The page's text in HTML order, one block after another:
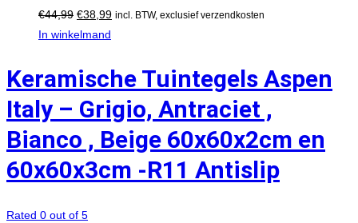
€44,99 €38,99 incl. BTW, exclusief verzendkosten
In winkelmand
Keramische Tuintegels Aspen
Italy – Grigio, Antraciet ,
Bianco , Beige 60x60x2cm en
60x60x3cm -R11 Antislip
Rated 0 out of 5